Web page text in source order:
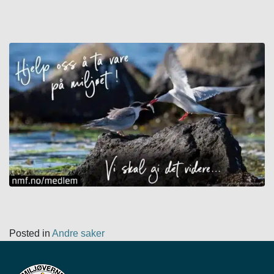
Posted in Andre saker